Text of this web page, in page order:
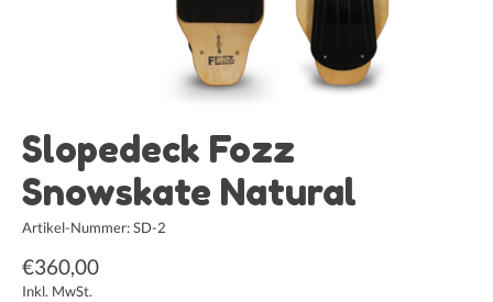
Slopedeck Fozz
Snowskate Natural
Artikel-Nummer: SD-2
€360,00
Inkl. MwSt.